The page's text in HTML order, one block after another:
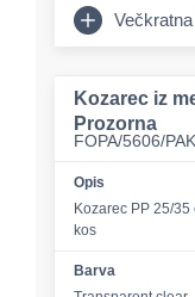
Kozarec iz
Prozorna
FOPA/5606/PAK
Opis
Kozarec PP 25/35
kos
Barva